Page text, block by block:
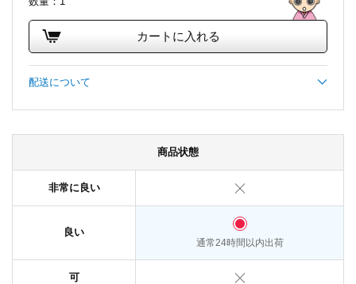
カートに入れる
配送について
商品状態
非常に良い
良い
通常24時間以内出荷
可